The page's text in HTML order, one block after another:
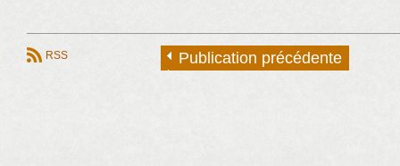
RSS Publication précédente